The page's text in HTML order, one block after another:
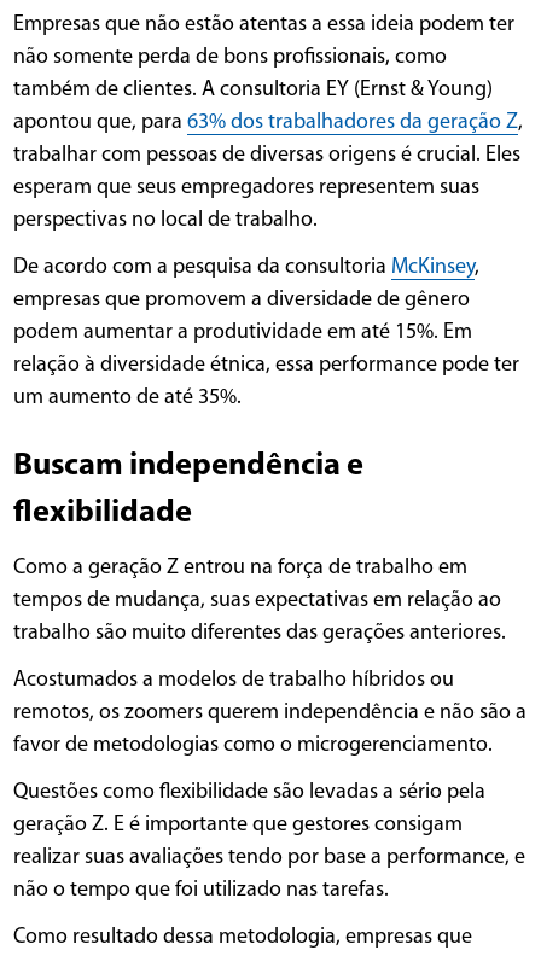
Empresas que não estão atentas a essa ideia podem ter
não somente perda de bons profissionais, como
também de clientes. A consultoria EY (Ernst & Young)
apontou que, para63% dos trabalhadores da geração Z,
trabalhar com pessoas de diversas origens é crucial. Eles
esperam que seus empregadores representem suas
perspectivas no local de trabalho.
De acordo com a pesquisa da consultoria McKinsey,
empresas que promovem a diversidade de gênero
podem aumentar a produtividade em até 15%. Em
relação à diversidade étnica, essa performance pode ter
um aumento de até 35%.
Buscam independência e
flexibilidade
Como a geração Z entrou na força de trabalho em
tempos de mudança, suas expectativas em relação ao
trabalho são muito diferentes das gerações anteriores.
Acostumados a modelos de trabalho híbridos ou
remotos, os zoomers querem independência e não são a
favor de metodologias como o microgerenciamento.
Questões como flexibilidade são levadas a sério pela
geração Z. E é importante que gestores consigam
realizar suas avaliações tendo por base a performance, e
não o tempo que foi utilizado nas tarefas.
Como resultado dessa metodologia, empresas que